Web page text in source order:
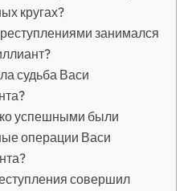
кругах?
занимался
судьба Васи
успешными были
операции Васи
совершил